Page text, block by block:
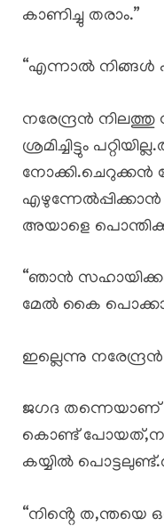
കാണിച്ചു തരാം.”
“എന്നാൽ നിങ്ങൾ
നരേന്ദ്രൻ
ശ്രമിച്ചിട്ടും
നോക്കി.ചെറുക്കൻ
എഴുന്നേൽപ്പിക്കാൻ
അയാളെ
“ഞാൻ
മേൽ കൈ പൊക്കാൻ
ഇല്ലെന്നു നരേന്ദ്രൻ
ജഗദ തന്നെയാണ്
കൊണ്ട്
കയ്യിൽ
“നിൻ്റെ ത,ന്തയെ